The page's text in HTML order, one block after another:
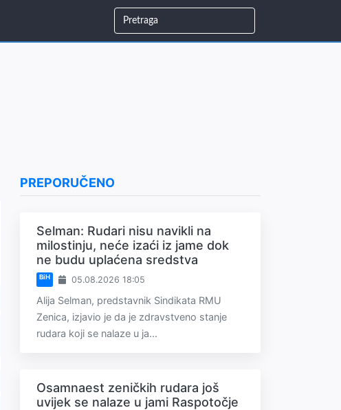
PREPORUČENO
Selman: Rudari nisu navikli na
milostinju, neće izaći iz jame dok
ne budu uplaćena sredstva
BiH 05.08.2026 18:05
Alija Selman, predstavnik Sindikata RMU
Zenica, izjavio je da je zdravstveno stanje
rudara koji se nalaze u ja...
Osamnaest zeničkih rudara još
uvijek se nalaze u jami Raspotočje